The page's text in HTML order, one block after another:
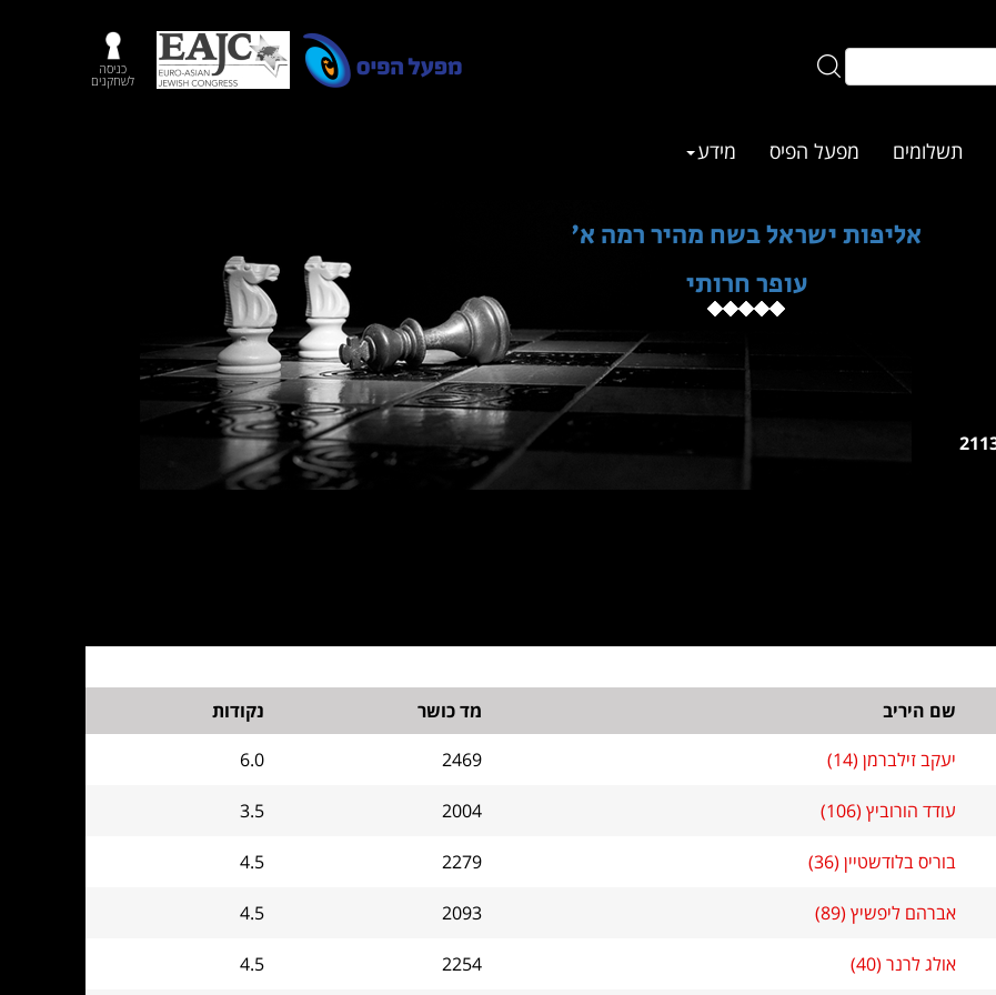
כניסה
לשחקנים
תשלומים מפעל הפיס מידע
אליפות ישראל בשח מהיר רמה א'
עופר חרותי
שם היריב מד כושר
נקודות
יעקב זילברמן (14) 2469
6.0
עודד הורוביץ (106) 2004
3.5
בוריס בלודשטיין (36) 2279
4.5
אברהם ליפשיץ (89) 2093
4.5
אולג לרנר (40) 2254
4.5